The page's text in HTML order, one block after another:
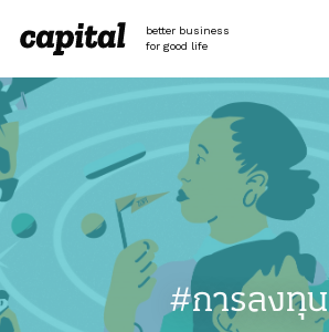
content
better business
for good life
#การลงทุน